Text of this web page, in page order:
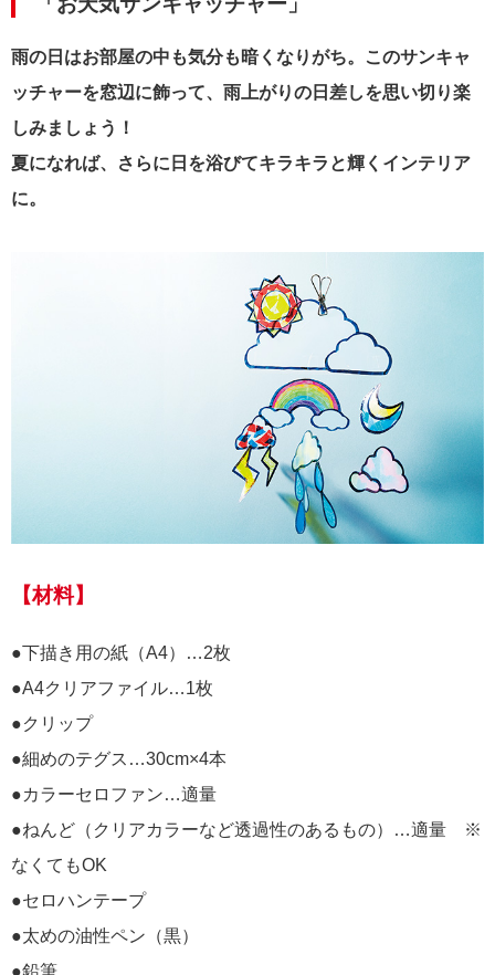
雨の日はお部屋の中も気分も暗くなりがち。このサンキャ
ッチャーを窓辺に飾って、雨上がりの日差しを思い切り楽
しみましょう！
夏になれば、さらに日を浴びてキラキラと輝くインテリア
に。
【材料】
●下描き用の紙（A4）…2枚
●A4クリアファイル…1枚
●クリップ
●細めのテグス…30cm×4本
●カラーセロファン…適量
●ねんど（クリアカラーなど透過性のあるもの）…適量 ※
なくてもOK
●セロハンテープ
●太めの油性ペン（黒）
●鉛筆